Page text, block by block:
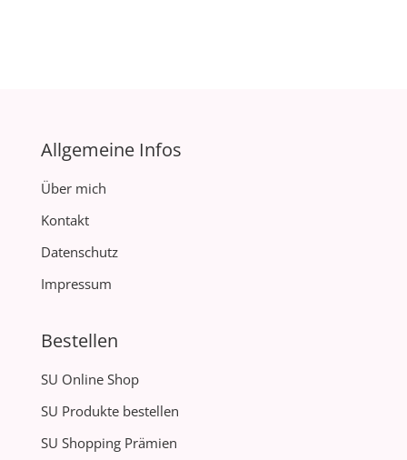
Allgemeine Infos
Über mich
Kontakt
Datenschutz
Impressum
Bestellen
SU Online Shop
SU Produkte bestellen
SU Shopping Prämien